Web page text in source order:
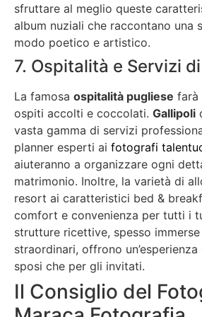
sfruttare al meglio queste
album nuziali che raccontano una
modo poetico e artistico.
7. Ospitalità e Servizi
La famosa ospitalità pugliese farà
ospiti accolti e coccolati. Gallipoli
vasta gamma di servizi
planner esperti ai fotografi
aiuteranno a organizzare ogni
matrimonio. Inoltre, la varietà di
resort ai caratteristici bed &
comfort e convenienza per tutti i
strutture ricettive, spesso
straordinari, offrono
sposi che per gli invitati.
Il Consiglio del